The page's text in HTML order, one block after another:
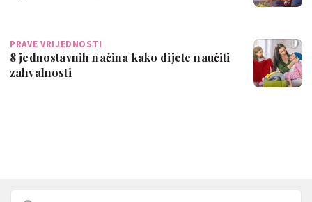
PRAVE VRIJEDNOSTI
8 jednostavnih načina kako dijete naučiti
zahvalnosti